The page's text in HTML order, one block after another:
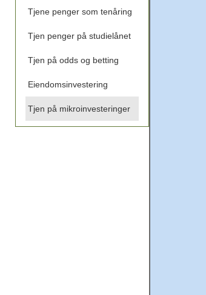
Tjene penger som tenåring
Tjen penger på studielånet
Tjen på odds og betting
Eiendomsinvestering
Tjen på mikroinvesteringer